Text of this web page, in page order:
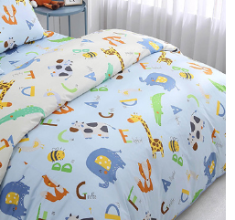
定代理人或監護人之同意方可使用
申辦者引起之損失，本公司不負相關責
將依據個別帳號之用戶狀況，依本公司即
有額度不足之情形，本公司將視審查結果
他人資訊註冊。若發現惡意使用之情形，
該用戶之使用額度並採取法律行動。